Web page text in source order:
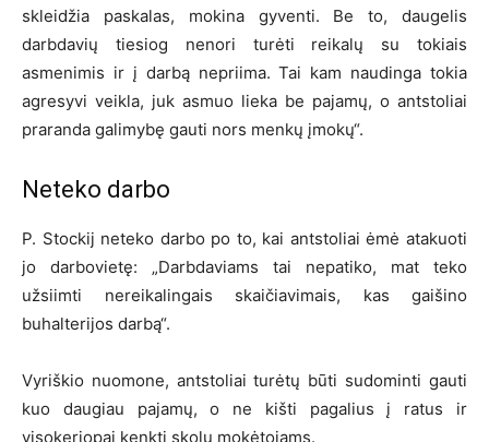
skleidžia paskalas, mokina gyventi. Be to, daugelis
darbdavių tiesiog nenori turėti reikalų su tokiais
asmenimis ir į darbą nepriima. Tai kam naudinga tokia
agresyvi veikla, juk asmuo lieka be pajamų, o antstoliai
praranda galimybę gauti nors menkų įmokų“.
Neteko darbo
P. Stockij neteko darbo po to, kai antstoliai ėmė atakuoti
jo darbovietę: „Darbdaviams tai nepatiko, mat teko
užsiimti nereikalingais skaičiavimais, kas gaišino
buhalterijos darbą“.
Vyriškio nuomone, antstoliai turėtų būti sudominti gauti
kuo daugiau pajamų, o ne kišti pagalius į ratus ir
visokeriopai kenkti skolų mokėtojams.